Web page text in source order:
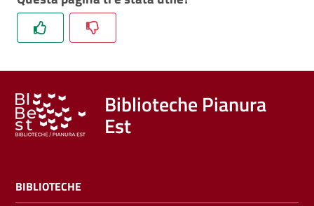
libri
Calendario Biblioteche Pianura
Est
BIBLIOTECHE